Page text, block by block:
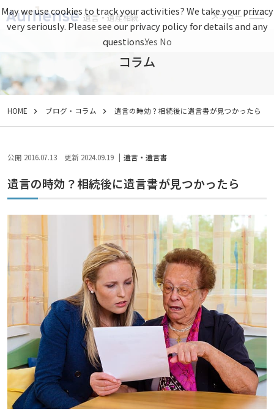
メニュー
遺言・遺産相続
コラム
HOME ブログ・コラム 遺言の時効？相続後に遺言書が見つかったら
公開 2016.07.13 更新 2024.09.19 遺言・遺言書
遺言の時効？相続後に遺言書が見つかったら
May we use cookies to track your activities? We take your privacy
very seriously. Please see our privacy policy for details and any
questions.Yes No